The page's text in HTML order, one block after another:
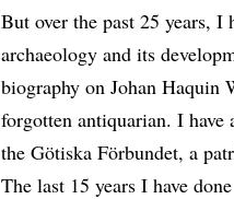
But over the past 25 years,
archaeology and its
biography on Johan Haquin
forgotten antiquarian. I have
the Götiska Förbundet, a
The last 15 years I have